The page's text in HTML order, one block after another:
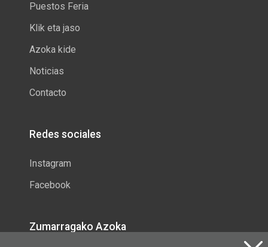
Puestos Feria
Klik eta jaso
Azoka kide
Noticias
Contacto
Redes sociales
Instagram
Facebook
Zumarragako Azoka